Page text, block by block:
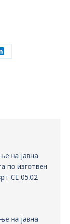
на јавна
по изготвен
СЕ 05.02
на јавна